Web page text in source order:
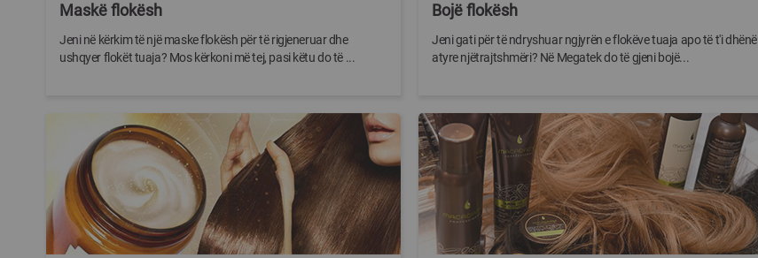
Maskë flokësh
Jeni në kërkim të një maske flokësh për të rigjeneruar dhe
ushqyer flokët tuaja? Mos kërkoni më tej, pasi këtu do të ...
Bojë flokësh
Jeni gati për të ndryshuar ngjyrën e flokëve tuaja apo të t'i dhënë
atyre njëtrajtshmëri? Në Megatek do të gjeni bojë...